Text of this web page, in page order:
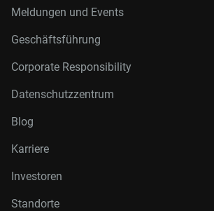
Meldungen und Events
Geschäftsführung
Corporate Responsibility
Datenschutzzentrum
Blog
Karriere
Investoren
Standorte